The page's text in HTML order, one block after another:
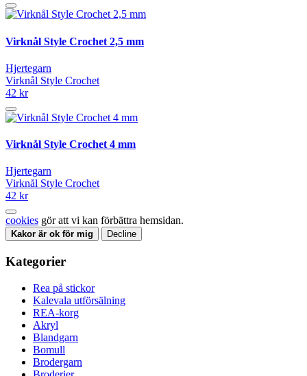
Virknål Style Crochet 2,5 mm
Hjertegarn
Virknål Style Crochet
42 kr
Virknål Style Crochet 4 mm
Hjertegarn
Virknål Style Crochet
42 kr
cookies gör att vi kan förbättra hemsidan.
Kakor är ok för mig Decline
Kategorier
Rea på stickor
Kalevala utförsälning
REA-korg
Akryl
Blandgarn
Bomull
Brodergarn